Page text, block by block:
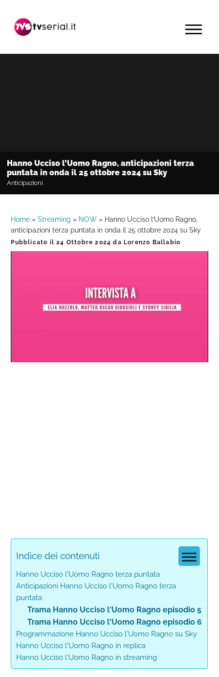
navigazione
contenuto
barra
primaria
MENU
Hanno Ucciso l’Uomo Ragno, anticipazioni terza
puntata in onda il 25 ottobre 2024 su Sky
Anticipazioni
Home »Streaming » NOW » Hanno Ucciso l’Uomo Ragno,
anticipazioni terza puntata in onda il 25 ottobre 2024 su Sky
Pubblicato il24 Ottobre 2024 da Lorenzo Ballabio
0%
0%
Indice dei contenuti
Hanno Ucciso l'Uomo Ragno terza puntata
Anticipazioni Hanno Ucciso l'Uomo Ragno terza
puntata
Trama Hanno Ucciso l'Uomo Ragno episodio 5
Trama Hanno Ucciso l'Uomo Ragno episodio 6
Programmazione Hanno Ucciso l'Uomo Ragno su Sky
Hanno Ucciso l'Uomo Ragno in replica
Hanno Ucciso l'Uomo Ragno in streaming